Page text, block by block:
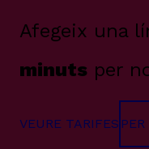
Afegeix una
minuts per
VEURE TARIFES